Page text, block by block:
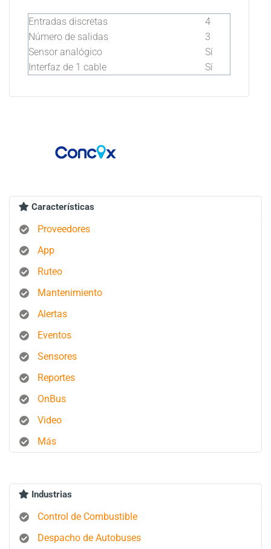
Entradas discretas
4
Número de salidas
3
Sensor analógico
Sí
Interfaz de 1 cable
Sí
Características
Proveedores
App
Ruteo
Mantenimiento
Alertas
Eventos
Sensores
Reportes
OnBus
Video
Más
Industrias
Control de Combustible
Despacho de Autobuses